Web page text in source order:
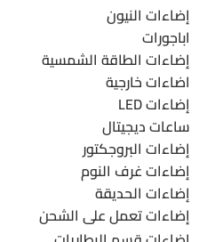
إضاءات النيون
اباجورات
إضاءات الطاقة الشمسية
اضاءات خارجية
إضاءات LED
ساعات ديجيتال
إضاءات البروجكتور
إضاءات غرف النوم
إضاءات الحديقة
إضاءات تعمل على الشحن